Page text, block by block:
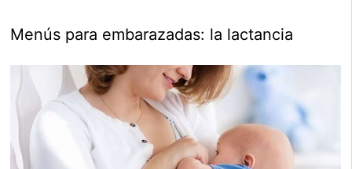
Menús para embarazadas: la lactancia